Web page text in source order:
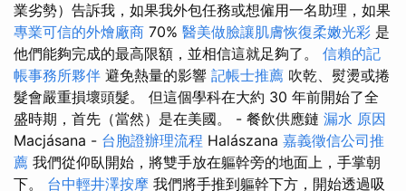
業劣勢）告訴我，如果我外包任務或想僱用一名助理，如果
專業可信的外燴廠商 70% 醫美做臉讓肌膚恢復柔嫩光彩 是
他們能夠完成的最高限額，並相信這就足夠了。 信賴的記
帳事務所夥伴 避免熱量的影響 記帳士推薦 吹乾、熨燙或捲
髮會嚴重損壞頭髮。 但這個學科在大約 30 年前開始了全
盛時期，首先（當然）是在美國。 - 餐飲供應鏈 漏水 原因
Macjásana - 台胞證辦理流程 Halászana 嘉義徵信公司推
薦 我們從仰臥開始，將雙手放在軀幹旁的地面上，手掌朝
下。 台中輕井澤按摩 我們將手推到軀幹下方，開始透過吸